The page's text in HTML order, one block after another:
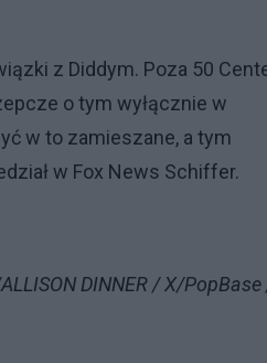
z Diddym. Poza 50
o tym wyłącznie w
w to zamieszane, a tym
w Fox News Schiffer.
DINNER / X/